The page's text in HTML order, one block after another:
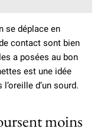
se déplace en
contact sont bien
a posées au bon
est une idée
d’un sourd.
moins